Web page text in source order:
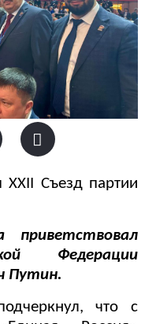
XXII Съезд партии
приветствовал
Федерации
Путин.
что с